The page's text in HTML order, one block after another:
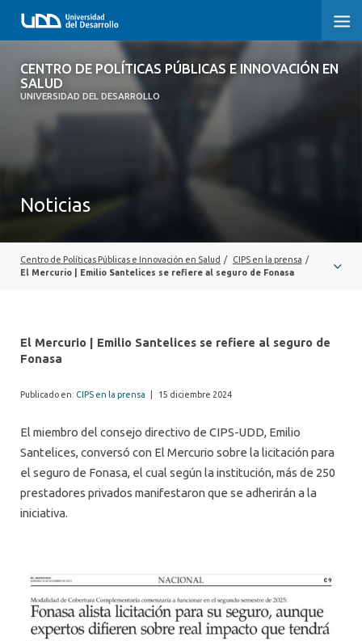
CENTRO DE POLÍTICAS PÚBLICAS E INNOVACIÓN EN
SALUD
UNIVERSIDAD DEL DESARROLLO
CENTRO DE POLÍTICAS PÚBLICAS E
INNOVACIÓN EN SALUD
QUIÉNES SOMOS
SEMINARIOS, CHARLAS U OTROS
COMUNIDAD CIPS
Noticias
Centro de Políticas Públicas e Innovación en Salud / CIPS en la prensa /
El Mercurio | Emilio Santelices se refiere al seguro de Fonasa
El Mercurio | Emilio Santelices se refiere al seguro de
Fonasa
Publicado en: CIPS en la prensa 15 diciembre 2024
El miembro del consejo directivo de CIPS-UDD, Emilio
Santelices, conversó con El Mercurio sobre la licitación para
el seguro de Fonasa, el cual según la institución, más de 250
prestadores privados manifestaron que se adherirán a la
iniciativa.